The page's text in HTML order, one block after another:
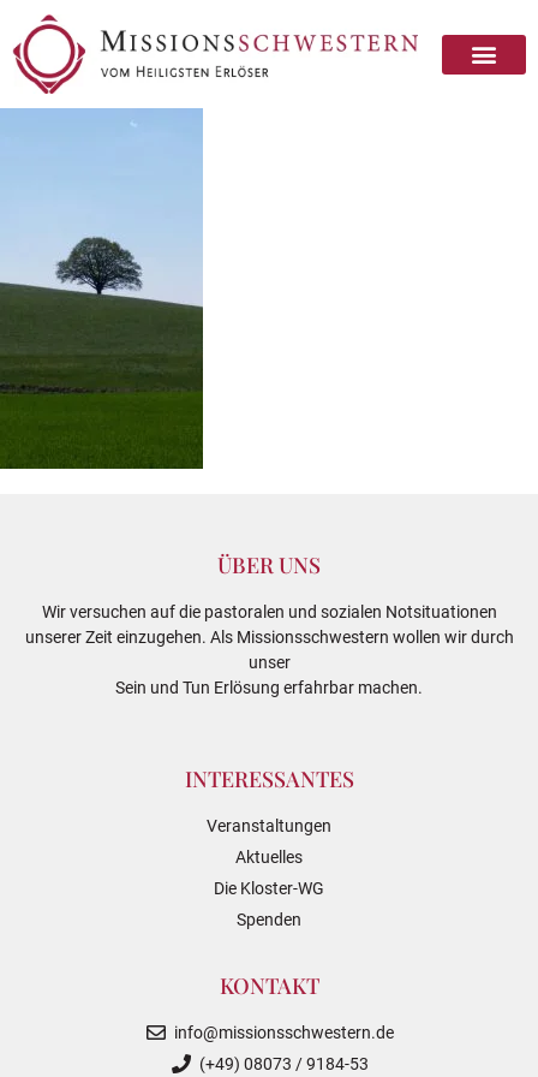
ÜBER UNS
Wir versuchen auf die pastoralen und sozialen Notsituationen
unserer Zeit einzugehen. Als Missionsschwestern wollen wir durch
unser
Sein und Tun Erlösung erfahrbar machen.
INTERESSANTES
Veranstaltungen
Aktuelles
Die Kloster-WG
Spenden
KONTAKT
info@missionsschwestern.de
(+49) 08073 / 9184-53